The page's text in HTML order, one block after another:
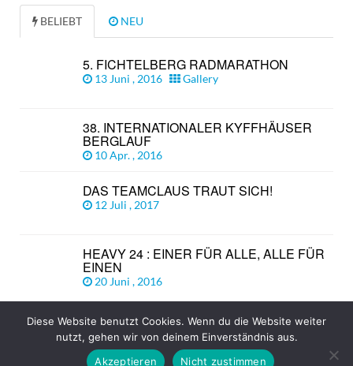
BELIEBT NEU
5. FICHTELBERG RADMARATHON
13 Juni , 2016 Gallery
38. INTERNATIONALER KYFFHÄUSER
BERGLAUF
10 Apr. , 2016
DAS TEAMCLAUS TRAUT SICH!
12 Juli , 2017
HEAVY 24 : EINER FÜR ALLE, ALLE FÜR
EINEN
20 Juni , 2016
© Copyright 2026 TEAM CLAUS
Diese Website benutzt Cookies. Wenn du die Website weiter
nutzt, gehen wir von deinem Einverständnis aus.
Akzeptieren
Nicht zustimmen